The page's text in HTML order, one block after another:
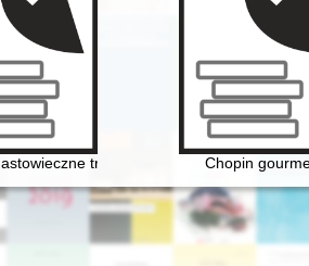
transkrypcje utworów
Chopin